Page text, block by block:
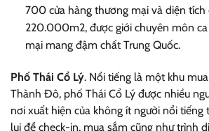
700 cửa hàng thương mại và diện tích
220.000m2, được giới chuyên môn
mại mang đậm chất Trung Quốc.
Phố Thái Cổ Lý. Nổi tiếng là một khu
Thành Đô, phố Thái Cổ Lý được nhiều
nơi xuất hiện của không ít người nổi
lui để check-in, mua sắm cũng như trình